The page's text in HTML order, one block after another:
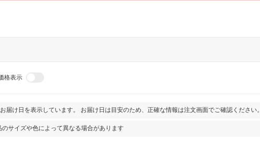
格表示
届け日を表示しています。 お届け日は目安のため、正確な情報は注文画面でご確認ください。
サイズや色によって異なる場合があります